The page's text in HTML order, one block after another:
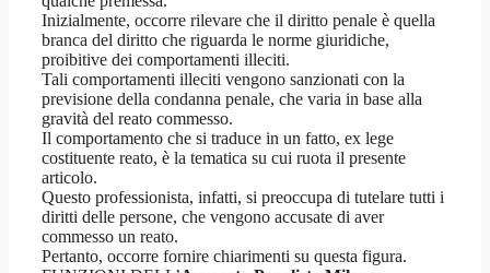
Inizialmente, occorre rilevare che il diritto penale è quella
branca del diritto che riguarda le norme giuridiche,
proibitive dei comportamenti illeciti.
Tali comportamenti illeciti vengono sanzionati con la
previsione della condanna penale, che varia in base alla
gravità del reato commesso.
Il comportamento che si traduce in un fatto, ex lege
costituente reato, è la tematica su cui ruota il presente
articolo.
Questo professionista, infatti, si preoccupa di tutelare tutti i
diritti delle persone, che vengono accusate di aver
commesso un reato.
Pertanto, occorre fornire chiarimenti su questa figura.